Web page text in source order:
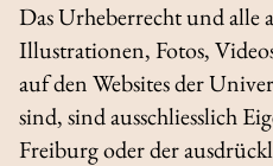
Das Urheberrecht und alle
Illustrationen, Fotos,
auf den Websites der
sind, sind ausschliesslich
Freiburg oder der